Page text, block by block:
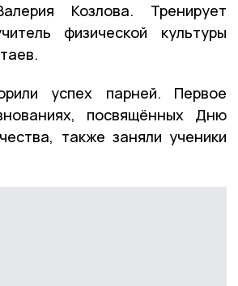
Козлова. Тренирует
физической культуры
успех парней. Первое
посвящённых Дню
также заняли ученики